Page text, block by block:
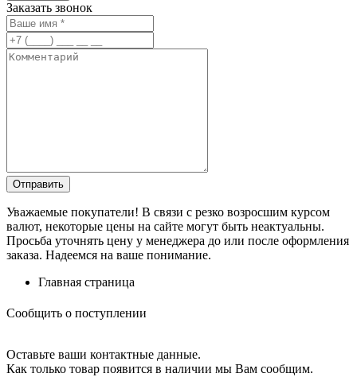
Заказать звонок
Уважаемые покупатели! В связи с резко возросшим курсом
валют, некоторые цены на сайте могут быть неактуальны.
Просьба уточнять цену у менеджера до или после оформления
заказа. Надеемся на ваше понимание.
Главная страница
Сообщить о поступлении
Оставьте ваши контактные данные.
Как только товар появится в наличии мы Вам сообщим.